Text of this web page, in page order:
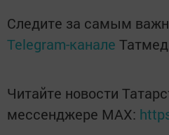
Следите за самым
Telegram-канале
Читайте новости
мессенджере MАХ: